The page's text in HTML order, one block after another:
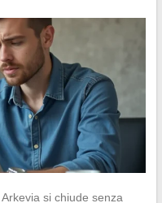
si chiude senza